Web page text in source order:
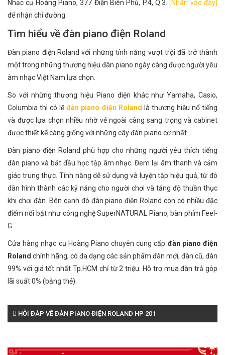
Nhạc cụ Hoàng Piano, 377 Điện Biên Phủ, P.4, Q.3.
[Nhấn vào đây]
để nhận chỉ đường.
Tìm hiểu về đàn piano điện Roland
Đàn piano điện Roland với những tính năng vượt trội đã trở thành
một trong những thương hiệu đàn piano ngày càng được người yêu
âm nhạc Việt Nam lựa chọn.
So với những thương hiệu Piano điện khác như Yamaha, Casio,
Columbia thì có lẽđàn piano điện Roland
là thương hiệu nổ tiếng
và được lựa chọn nhiều nhờ vẻ ngoài càng sang trọng và cabinet
được thiết kế càng giống với những cây đàn piano cơ nhất.
Đàn piano điện Roland phù hợp cho những người yêu thích tiếng
đàn piano và bắt đầu học tập âm nhạc. Đem lại âm thanh và cảm
giác trung thực. Tính năng dễ sử dụng và luyện tập hiệu quả, từ đó
dần hình thành các kỹ năng cho người chơi và tăng độ thuần thục
khi chơi đàn. Bên cạnh đó đàn piano điện Roland còn có nhiều đặc
điểm nổi bật như công nghệ SuperNATURAL Piano, bàn phím Feel-
G.
Cửa hàng nhạc cụ Hoàng Piano chuyên cung cấp đàn piano điện
Roland chính hãng, có đa dạng các sản phẩm đàn mới, đàn cũ, đàn
99% với giá tốt nhất Tp.HCM chỉ từ 2 triệu. Hỗ trợ mua đàn trả góp
lãi suất 0% (bằng thẻ).
HỎI ĐÁP VỀ ĐÀN PIANO ĐIỆN ROLAND HP 201